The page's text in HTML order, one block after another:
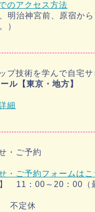
のアクセス方法
明治神宮前、原宿から
）
プ技術を学んで自宅サ
ル【東京・地方】
細
・ご予約
・ご予約フォームはこ
11：00～20：00（
不定休